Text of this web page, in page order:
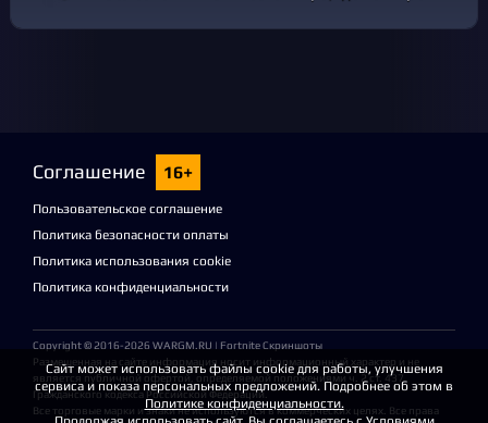
Соглашение 16+
Пользовательское соглашение
Политика безопасности оплаты
Политика использования cookie
Политика конфиденциальности
Copyright © 2016-2026 WARGM.RU | Fortnite Скриншоты
Размещенная на сайте информация носит информационный характер и не
является публичной офертой, определяемой положениями ч. 2 ст. 437
Гражданского кодекса Российской Федерации.
Все торговые марки и знаки не используются в коммерческих целях. Все права
Сайт может использовать файлы cookie для работы, улучшения
сервиса и показа персональных предложений. Подробнее об этом в
Политике конфиденциальности.